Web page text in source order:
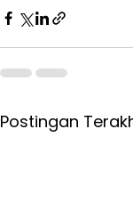
Postingan